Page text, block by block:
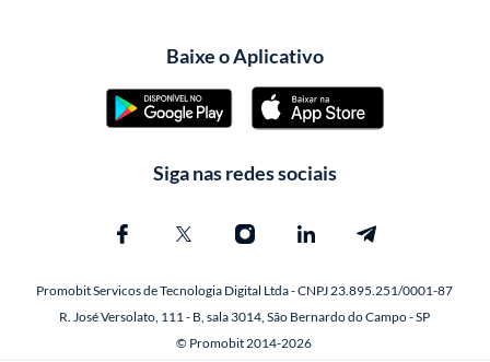
Baixe o Aplicativo
Siga nas redes sociais
Promobit Servicos de Tecnologia Digital Ltda - CNPJ 23.895.251/0001-87
R. José Versolato, 111 - B, sala 3014, São Bernardo do Campo - SP
© Promobit 2014-2026